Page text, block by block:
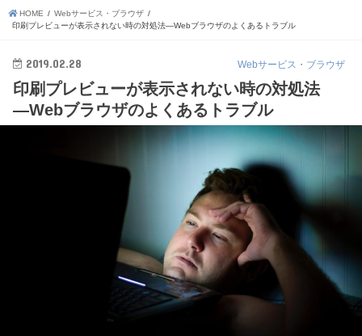
HOME
Webサービス・ブラウザ
印刷プレビューが表示されない時の対処法―Webブラウザのよくあるトラブル
Webサービス・ブラウザ
2019.02.28
印刷プレビューが表示されない時の対処法
―Webブラウザのよくあるトラブル